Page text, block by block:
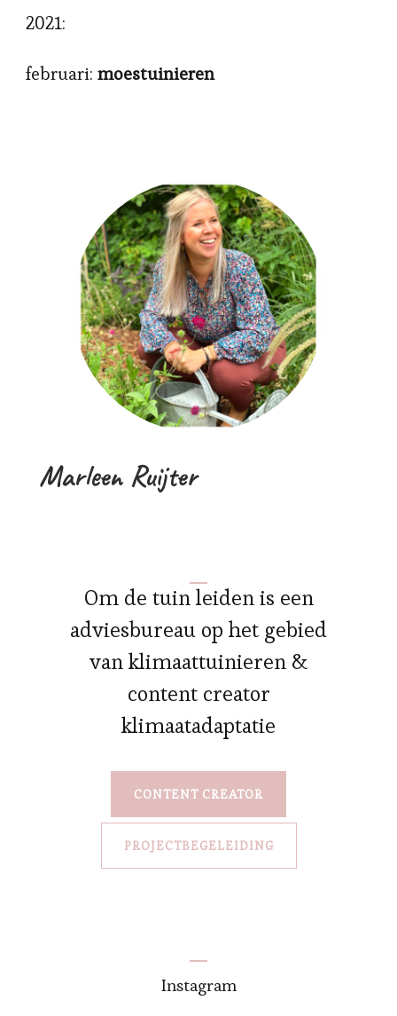
2021:
februari: moestuinieren
Marleen Ruijter
Om de tuin leiden is een
adviesbureau op het gebied
van klimaattuinieren &
content creator
klimaatadaptatie
CONTENT CREATOR
PROJECTBEGELEIDING
Instagram